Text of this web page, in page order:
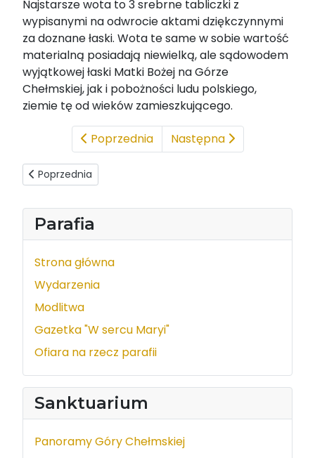
Parafia
Strona główna
Wydarzenia
Modlitwa
Gazetka "W sercu Maryi"
Ofiara na rzecz parafii
Sanktuarium
Panoramy Góry Chełmskiej
Najstarsze wota to 3 srebrne tabliczki z
wypisanymi na odwrocie aktami dziękczynnymi
za doznane łaski. Wota te same w sobie wartość
materialną posiadają niewielką, ale sądowodem
wyjątkowej łaski Matki Bożej na Górze
Chełmskiej, jak i pobożności ludu polskiego,
ziemie tę od wieków zamieszkującego.
Poprzednia Następna
Poprzednia strona: Obraz Matki Bożej Chełmskiej i jego
Poprzednia